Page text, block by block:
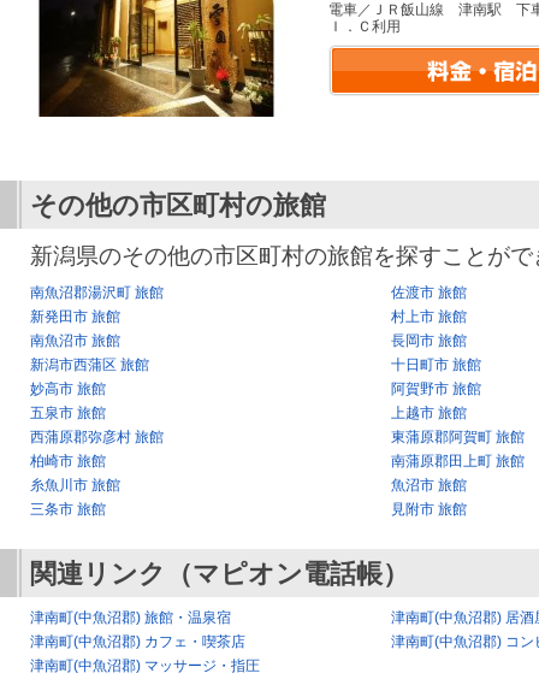
電車／ＪＲ飯山線 津南駅 下
Ｉ．Ｃ利用
その他の市区町村の旅館
新潟県のその他の市区町村の旅館を探すことが
南魚沼郡湯沢町 旅館
佐渡市 旅館
新発田市 旅館
村上市 旅館
南魚沼市 旅館
長岡市 旅館
新潟市西蒲区 旅館
十日町市 旅館
妙高市 旅館
阿賀野市 旅館
五泉市 旅館
上越市 旅館
西蒲原郡弥彦村 旅館
東蒲原郡阿賀町 旅館
柏崎市 旅館
南蒲原郡田上町 旅館
糸魚川市 旅館
魚沼市 旅館
三条市 旅館
見附市 旅館
関連リンク（マピオン電話帳）
津南町(中魚沼郡) 旅館・温泉宿
津南町(中魚沼郡) 居
津南町(中魚沼郡) カフェ・喫茶店
津南町(中魚沼郡) コン
津南町(中魚沼郡) マッサージ・指圧